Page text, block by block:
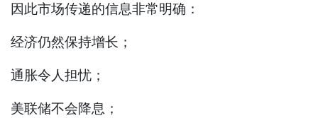
因此市场传递的信息非常明确：
经济仍然保持增长；
通胀令人担忧；
美联储不会降息；